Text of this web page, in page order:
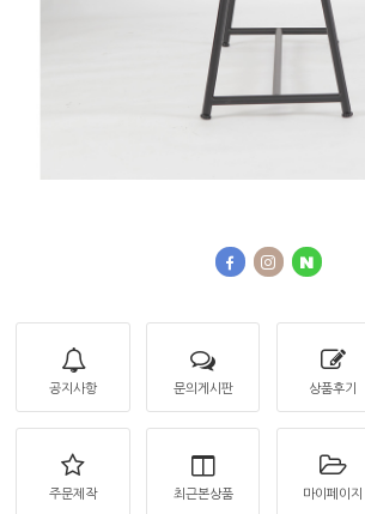
공지사항 문의게시판 상품후기
주문제작 최근본상품 마이페이지